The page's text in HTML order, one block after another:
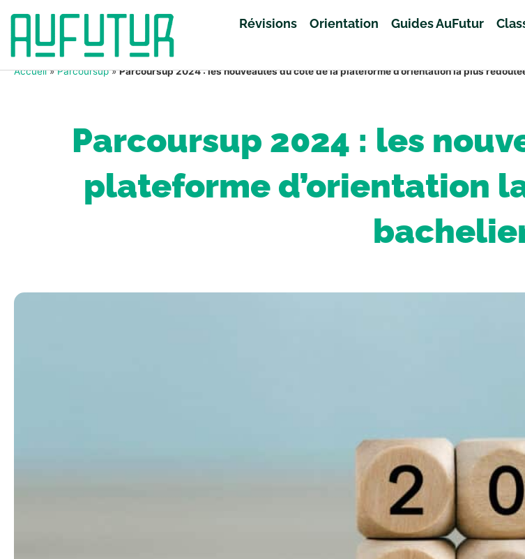
Révisions Orientation Guides AuFutur
Accueil»Parcoursup»Parcoursup 2024 : les nouveautés du côté de la plateforme d’orientation la plus
Parcoursup 2024 : les
plateforme d’orientation